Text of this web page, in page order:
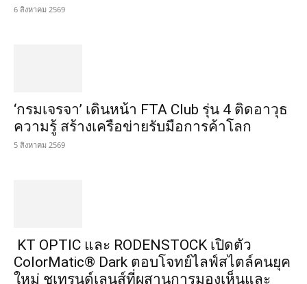
6 สิงหาคม 2569
‘กรมเจรจา’ เดินหน้า FTA Club รุ่น 4 ติดอาวุธ
ความรู้ สร้างเครือข่ายรับมือการค้าโลก
5 สิงหาคม 2569
KT OPTIC และ RODENSTOCK เปิดตัว
ColorMatic® Dark ตอบโจทย์ไลฟ์สไตล์คนยุค
ใหม่ ชูเทรนด์เลนส์ที่ผสานการมองเห็นและ